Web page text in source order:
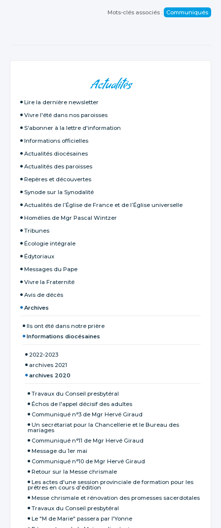
Mots-clés associés : Communiqués
Actualités
Lire la dernière newsletter
Vivre l'été dans nos paroisses
S'abonner à la lettre d'information
Informations officielles
Actualités diocésaines
Actualités des paroisses
Repères et découvertes
Synode sur la Synodalité
Actualités de l’Église de France et de l’Église universelle
Homélies de Mgr Pascal Wintzer
Tribunes
Écologie intégrale
Édytoriaux
Messages du Pape
Vivre la Fraternité
Avis de décès
Archives
Ils ont été dans notre prière
Informations diocésaines
2022-2023
archives 2021
archives 2020
Travaux du Conseil presbytéral
Échos de l'appel décisif des adultes
Communiqué n°3 de Mgr Hervé Giraud
Un secrétariat pour la Chancellerie et le Bureau des
mariages
Communiqué n°11 de Mgr Hervé Giraud
Message du 1er mai
Communiqué n°10 de Mgr Hervé Giraud
Retour sur la Messe chrismale
Les actes d'une session provinciale de formation pour les
prêtres en cours d'édition
Messe chrismale et rénovation des promesses sacerdotales
Travaux du Conseil presbytéral
Le "M de Marie" passera par l'Yonne